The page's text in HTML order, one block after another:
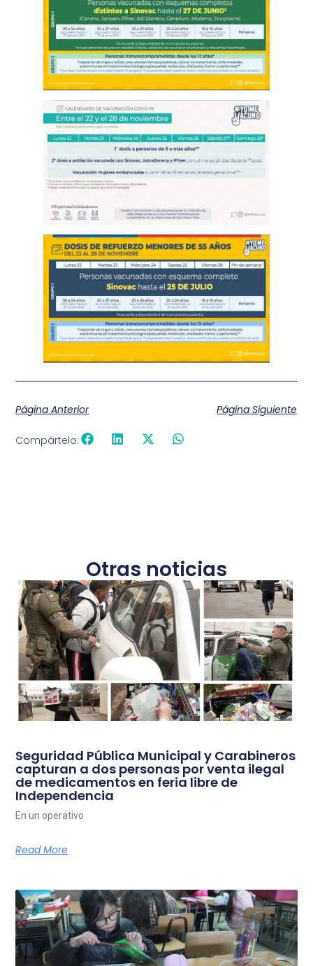
Página Anterior Página Siguiente
Compártelo:
Otras noticias
Seguridad Pública Municipal y Carabineros
capturan a dos personas por venta ilegal
de medicamentos en feria libre de
Independencia
En un operativo
Read More